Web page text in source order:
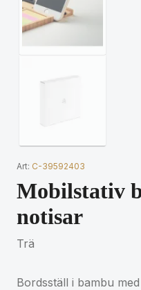
Art: C-39592403
Mobilstativ
notisar
Trä
Bordsställ i bambu